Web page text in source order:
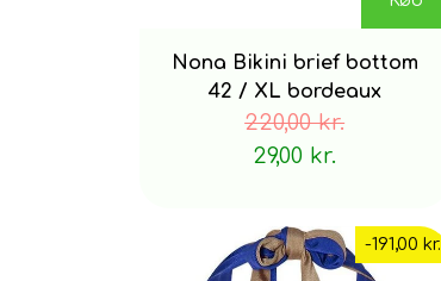
Nona Bikini brief bottom
42 / XL bordeaux
220,00 kr.
29,00 kr.
-191,00 kr.